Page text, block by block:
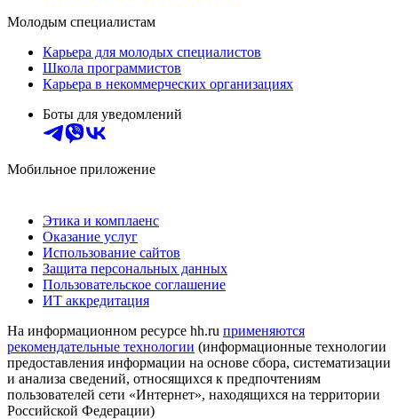
Молодым специалистам
Карьера для молодых специалистов
Школа программистов
Карьера в некоммерческих организациях
Боты для уведомлений
Мобильное приложение
Этика и комплаенс
Оказание услуг
Использование сайтов
Защита персональных данных
Пользовательское соглашение
ИТ аккредитация
На информационном ресурсе hh.ru применяются
рекомендательные технологии (информационные технологии
предоставления информации на основе сбора, систематизации
и анализа сведений, относящихся к предпочтениям
пользователей сети «Интернет», находящихся на территории
Российской Федерации)